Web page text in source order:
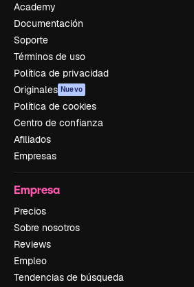
Academy
Documentación
Soporte
Términos de uso
Política de privacidad
Originales Nuevo
Política de cookies
Centro de confianza
Afiliados
Empresas
Empresa
Precios
Sobre nosotros
Reviews
Empleo
Tendencias de búsqueda